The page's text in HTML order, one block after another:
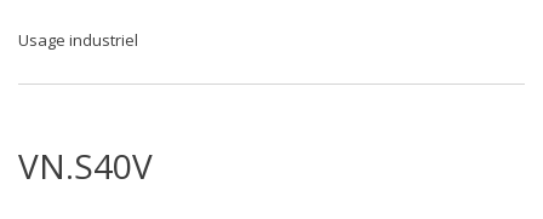
Usage industriel
VN.S40V